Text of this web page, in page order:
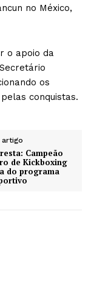
no México,
o apoio da
os
conquistas.
artigo
Campeão
de Kickboxing
do programa